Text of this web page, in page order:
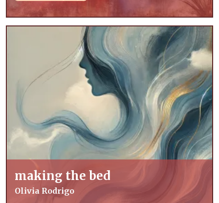
making the bed
Olivia Rodrigo